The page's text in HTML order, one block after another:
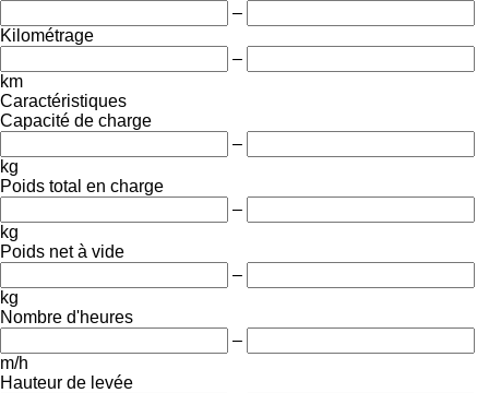
–
Kilométrage
–
km
Caractéristiques
Capacité de charge
–
kg
Poids total en charge
–
kg
Poids net à vide
–
kg
Nombre d'heures
–
m/h
Hauteur de levée